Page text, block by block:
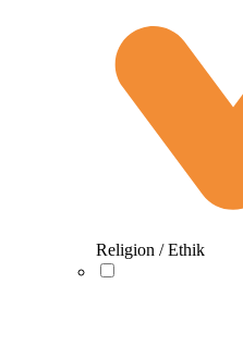
Religion / Ethik